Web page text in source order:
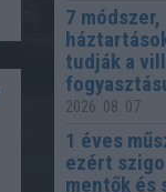
7 módszer,
tudják a
2026. 08. 07.
1 éves
ezért
mentők és